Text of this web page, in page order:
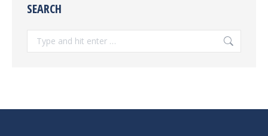
SEARCH
Search: